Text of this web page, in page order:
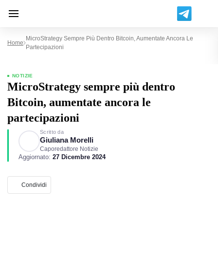
Home
MicroStrategy Sempre Più Dentro Bitcoin, Aumentate Ancora Le
Partecipazioni
NOTIZIE
MicroStrategy sempre più dentro
Bitcoin, aumentate ancora le
partecipazioni
Scritto da
Giuliana Morelli
Caporedattore Notizie
Aggiornato: 27 Dicembre 2024
Condividi